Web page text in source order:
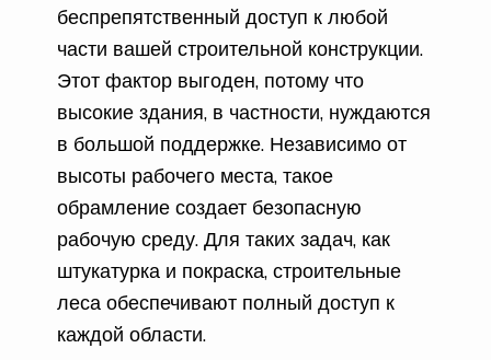
беспрепятственный доступ к любой
части вашей строительной конструкции.
Этот фактор выгоден, потому что
высокие здания, в частности, нуждаются
в большой поддержке. Независимо от
высоты рабочего места, такое
обрамление создает безопасную
рабочую среду. Для таких задач, как
штукатурка и покраска, строительные
леса обеспечивают полный доступ к
каждой области.